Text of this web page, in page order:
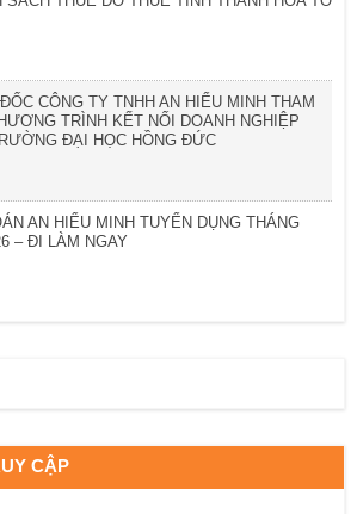
CÔNG TY TNHH AN HIỂU MINH THAM
TRÌNH KẾT NỐI DOANH NGHIỆP
ĐẠI HỌC HỒNG ĐỨC
AN HIỂU MINH TUYỂN DỤNG THÁNG
– ĐI LÀM NGAY
CẬP